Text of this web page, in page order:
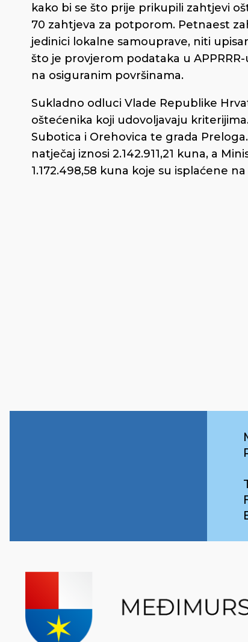
kako bi se što prije prikupili zahtjevi
70 zahtjeva za potporom. Petnaest
jedinici lokalne samouprave, niti
što je provjerom podataka u
na osiguranim površinama.
Sukladno odluci Vlade Republike
oštećenika koji udovoljavaju
Subotica i Orehovica te grada
natječaj iznosi 2.142.911,21 kuna, a
1.172.498,58 kuna koje su isplaćene